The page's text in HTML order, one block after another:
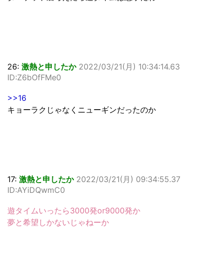
26: 激熱と申したか 2022/03/21(月) 10:34:14.63
ID:Z6bOfFMe0
>>16
キョーラクじゃなくニューギンだったのか
17: 激熱と申したか 2022/03/21(月) 09:34:55.37
ID:AYiDQwmC0
遊タイムいったら3000発or9000発か
夢と希望しかないじゃねーか